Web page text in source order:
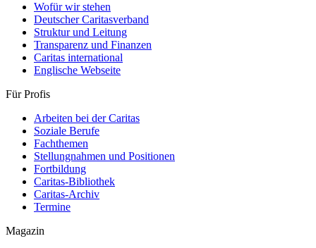
Wofür wir stehen
Deutscher Caritasverband
Struktur und Leitung
Transparenz und Finanzen
Caritas international
Englische Webseite
Für Profis
Arbeiten bei der Caritas
Soziale Berufe
Fachthemen
Stellungnahmen und Positionen
Fortbildung
Caritas-Bibliothek
Caritas-Archiv
Termine
Magazin